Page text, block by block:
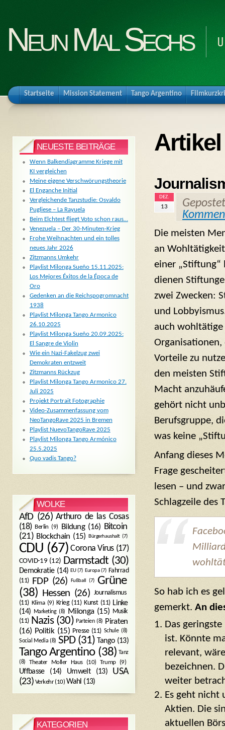
Neun Mal Sechs
Startseite Mission Statement Tango Argentino
DEZ.
13
Die meisten
an
einer „Stiftung“
dienen
zwei Zwecken:
und
auch wohltätige
Organisationen,
Vorteile zu
den meisten
Macht
gehört nicht
Berufsgruppe,
was keine
Anfang dieses
Frage
lesen – und
Schlagzeile des
So hab ich es
gemerkt. An
Das
ist. Könnte
relevant,
bezeichnen.
weiter
Es geht nicht
Aktien. Die
aktuellen
NEUESTE BEITRÄGE
Wenn Balkendiagramme Kriege mit
KI vergleichen
Meine eigene Verschwörungstheorie
El Enganche Initial
Vergleichende Tanzstudie: Osvaldo
Pugliese – La Rayuela
Beim Elchtest fliegt Voto schon raus…
Venezuela – Der 30-Minuten-Krieg
Frohe Weihnachten und ein tolles
neues Jahr 2026
Zitzmanns Umkehr
Playlist Milonga Sueño 15.11.2025:
Los Mejores Éxitos de la Época de
Oro
Gedenken an die Reichspogromnacht
1938
Playlist Milonga Tango Armonico
26.10.2025
Playlist Milonga Sueño 20.09.2025:
El Sangre de Violin
Wie ein Nazi-Fakelzug zwei
Demokraten entzweit
Zitzmanns Rückzug
Playlist Milonga Tango Armonico 27.
Juli 2025
Projekt Portrait Fotographie
Video-Zusammenfassung vom
NeoTangoRave 2025 in Bremen
Playlist NuevoTangoRave 2025
Playlist Milonga Tango Armónico
25.5.2025
Quo vadis Tango?
WOLKE
AfD(26) Arthuro de las Cosas
(18) Berlin (9) Bildung(16) Bitcoin
(21) Blockchain (15) Bürgerhaushalt (7)
CDU (67) Corona Virus(17)
COVID-19 (12) Darmstadt (30)
Demokratie(14) EU(7) Europa(7) Fahrrad
(11)
FDP(26) Fußball (7)
Grüne
(38) Hessen (26) Journalismus
(11) Klima(9) Krieg(11) Kunst(11) Linke
(14) Marketing(8) Milonga(15) Musik
(11) Nazis(30) Parteien(8) Piraten
(16) Politik(15) Presse(11) Schule(8)
Social Media (8) SPD(31) Tango(13)
Tango Argentino(38) Tanz
(8)
Theater Moller Haus(10) Trump(9)
Uffbasse(14) Umwelt(13)
USA
(23) Verkehr(10) Wahl (13)
KATEGORIEN